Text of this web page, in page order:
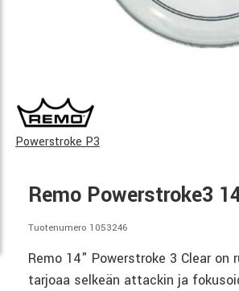
Powerstroke P3
Remo Powerstroke3
Tuotenumero 1053246
Remo 14" Powerstroke 3 Clear on
tarjoaa selkeän attackin ja